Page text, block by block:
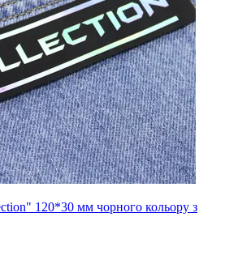
120*30 мм чорного кольору з